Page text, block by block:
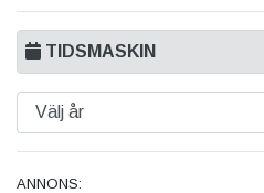
TIDSMASKIN
ANNONS: